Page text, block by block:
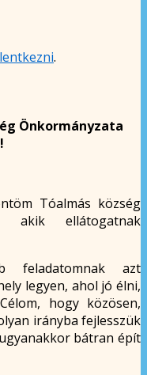
.
Önkormányzata
Tóalmás község
akik ellátogatnak
feladatomnak azt
legyen, ahol jó élni,
hogy közösen,
irányba fejlesszük
bátran épít